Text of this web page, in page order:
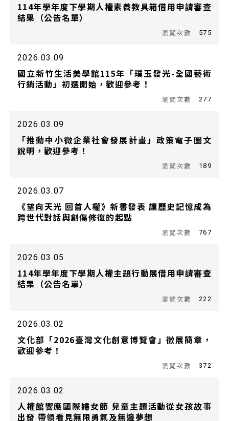
114年學年度下學期人權素養教具箱借用申請審查
結果（公告名單）
575
2026.03.09
國立新竹生活美學館115年「璞玉發光-全國藝術
行銷活動」初選開始，歡迎參考！
277
2026.03.09
「推動中小微企業社會發展計畫」政策電子圖文
說明，歡迎參考！
189
2026.03.07
《望向天光 回首人權》新書發表 讓歷史記憶成為
跨世代對話與創傷修復的起點
767
2026.03.05
114年學年度下學期人權主題行動展借用申請審查
結果（公告名單）
222
2026.03.02
文化部「2026臺灣文化創意博覽會」徵展簡章，
歡迎參考！
372
2026.03.02
人權館響應國際婦女節 兒童主題活動從女孩故事
出發 帶領看見無限勇氣及無邊夢想